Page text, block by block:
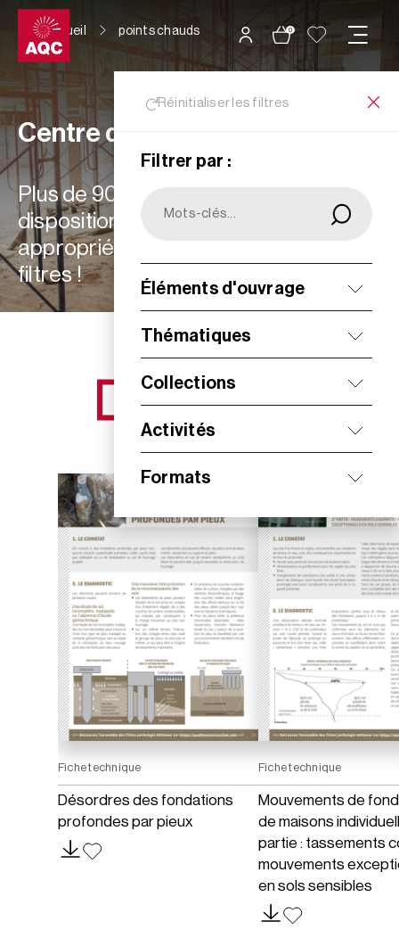
Panneau de gestion des cookies
0
Accueil points chauds
Réinitialiser les filtres
Filtrer par :
Éléments d'ouvrage
Thématiques
Collections
Activités
Formats
Centre de ressources
Plus de 900 ressources à votre
disposition : choisissez les plus
appropriées à vos besoins grâce aux
filtres !
NOS NOUVEAUTÉS
Fiche technique
Désordres des fondations
profondes par pieux
Fiche technique
Mouvements de
de maisons
partie : tassements
mouvements
en sols sensibles